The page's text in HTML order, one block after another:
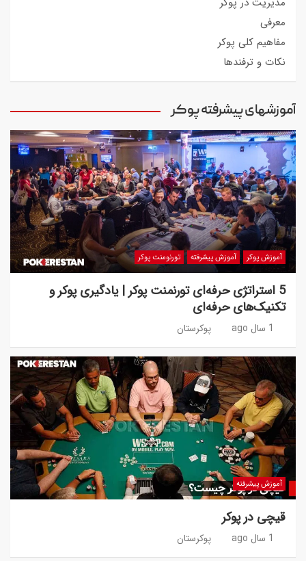
معرفی
مفاهیم کلی پوکر
نکات و ترفندها
آموزشهای پیشرفته پوکر
آموزش پوکر آموزش پیشرفته تورنومنت پوکر
5 استراتژی حرفه‌ای تورنمنت پوکر | یادگیری پوکر و
تکنیک‌های حرفه‌ای
1 سال ago پوکرستان
آموزش پیشرفته
قیچی در پوکر
1 سال ago پوکرستان